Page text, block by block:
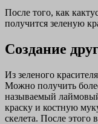
После того, как
получится зеленую
Создание
Из зеленого
Можно получить
называемый
краску и костную
скелета. После этого